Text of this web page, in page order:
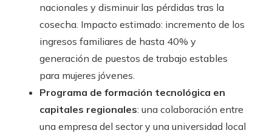
nacionales y disminuir las pérdidas tras la
cosecha. Impacto estimado: incremento de los
ingresos familiares de hasta 40% y
generación de puestos de trabajo estables
para mujeres jóvenes.
Programa de formación tecnológica en
capitales regionales: una colaboración entre
una empresa del sector y una universidad local